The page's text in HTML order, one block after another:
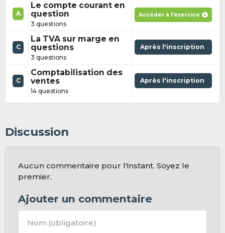
A
Le compte courant en
question
3 questions
Accéder à l'exercice
C
La TVA sur marge en
questions
3 questions
Après l'inscription
C
Comptabilisation des
ventes
14 questions
Après l'inscription
Discussion
Aucun commentaire pour l'instant. Soyez le
premier.
Ajouter un commentaire
Nom (obligatoire)